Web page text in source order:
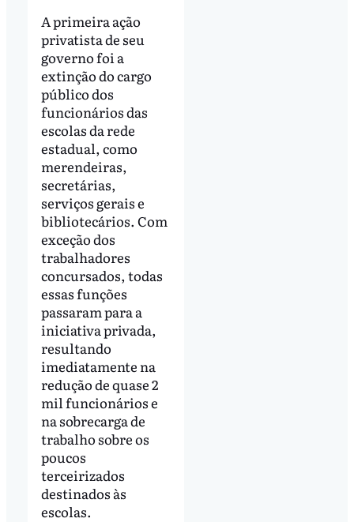
A primeira ação
privatista de seu
governo foi a
extinção do cargo
público dos
funcionários das
escolas da rede
estadual, como
merendeiras,
secretárias,
serviços gerais e
bibliotecários. Com
exceção dos
trabalhadores
concursados, todas
essas funções
passaram para a
iniciativa privada,
resultando
imediatamente na
redução de quase 2
mil funcionários e
na sobrecarga de
trabalho sobre os
poucos
terceirizados
destinados às
escolas.